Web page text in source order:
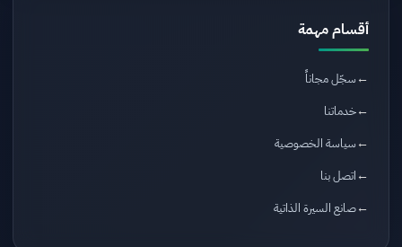
أقسام مهمة
سجّل مجاناً
خدماتنا
سياسة الخصوصية
اتصل بنا
صانع السيرة الذاتية